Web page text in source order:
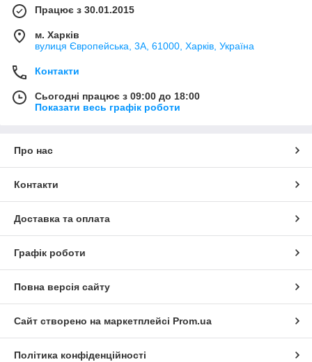
Працює з 30.01.2015
м. Харків
вулиця Європейська, 3А, 61000, Харків, Україна
Контакти
Сьогодні працює з 09:00 до 18:00
Показати весь графік роботи
Про нас
Контакти
Доставка та оплата
Графік роботи
Повна версія сайту
Сайт створено на маркетплейсі Prom.ua
Політика конфіденційності